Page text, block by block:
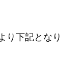
り下記となり